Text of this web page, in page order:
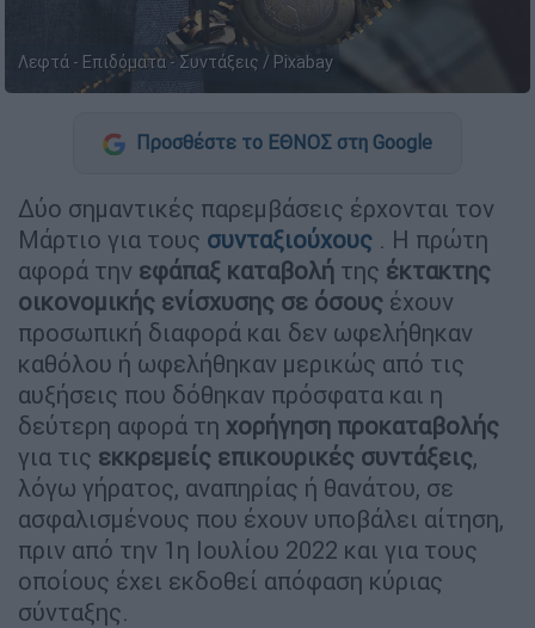
Λεφτά - Επιδόματα - Συντάξεις / Pixabay
Προσθέστε το ΕΘΝΟΣ στη Google
Δύο σημαντικές παρεμβάσεις έρχονται τον
Μάρτιο για τους συνταξιούχους . Η πρώτη
αφορά την εφάπαξ καταβολή της έκτακτης
οικονομικής ενίσχυσης σε όσους έχουν
προσωπική διαφορά και δεν ωφελήθηκαν
καθόλου ή ωφελήθηκαν μερικώς από τις
αυξήσεις που δόθηκαν πρόσφατα και η
δεύτερη αφορά τη χορήγηση προκαταβολής
για τις εκκρεμείς επικουρικές συντάξεις,
λόγω γήρατος, αναπηρίας ή θανάτου, σε
ασφαλισμένους που έχουν υποβάλει αίτηση,
πριν από την 1η Ιουλίου 2022 και για τους
οποίους έχει εκδοθεί απόφαση κύριας
σύνταξης.